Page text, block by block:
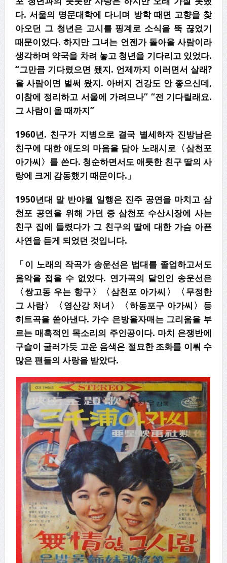
다. 서울의 명문대학에 다니며 방학 때면 고향을 찾
아오던 그 청년은 고시를 핑계로 소식을 뚝 끊었기
때문이었다. 하지만 그녀는 언젠가 돌아올 사람이라
생각하며 약국을 차려 놓고 청년을 기다리고 있었다.
“그만큼 기다렸으면 됐지. 언제까지 이러면서 살래?
올 사람이면 벌써 왔지. 아버지 건강도 안 좋으신데,
이참에 정리하고 서울에 가려므나” “전 기다릴래요.
그 사람이 올 때까지”
1960년. 친구가 지병으로 결국 별세하자 진방남은
친구에 대한 애도의 마음을 담아 노래시로〈삼천포
아가씨〉를 쓴다. 청순하면서도 애틋한 친구 딸의 사
랑에 크게 감동했기 때문이다.」
1950년대 말 반야월 일행은 진주 공연을 마치고 삼
천포 공연을 위해 가던 중 삼천포 수산시장에 사는
친구 집에 들렸다가 그 친구의 딸에 대한 가슴 아픈
사연을 듣게 되었던 것입니다.
「이 노래의 작곡가 송운선은 법대를 졸업하고서도
음악을 접을 수 없었다. 연가곡의 달인인 송운선은
〈쌍고동 우는 항구〉〈삼천포 아가씨〉〈무정한
그 사람〉〈영산강 처녀〉〈하동포구 아가씨〉등
히트곡을 쏟아낸다. 가수 은방울자매는 그리움을 부
르는 매혹적인 목소리의 주인공이다. 마치 은쟁반에
구슬이 굴러가듯 고운 음색은 절묘한 조화를 이뤄 수
많은 팬들의 사랑을 받았다.